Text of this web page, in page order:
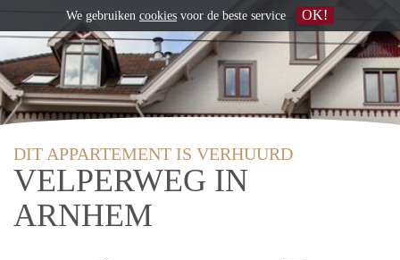
DIT APPARTEMENT IS VERHUURD
VELPERWEG IN
ARNHEM
We gebruiken cookies voor de beste service OK!